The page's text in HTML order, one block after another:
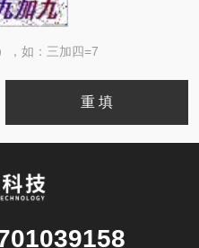
，如：三加四=7